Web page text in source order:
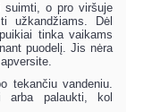
suimti, o pro viršuje
užkandžiams. Dėl
tinka vaikams
puodelį. Jis nėra
tekančiu vandeniu.
arba palaukti, kol